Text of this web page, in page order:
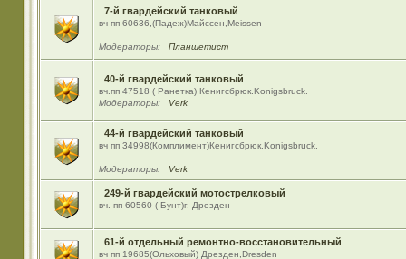
7-й гвардейский танковый
вч пп 60636,(Падеж)Майсcен,Meissen
Модераторы: Планшетист
40-й гвардейский танковый
вч.пп 47518 ( Ранетка) Кенигсбрюк.Konigsbruck.
Модераторы:
Verk
44-й гвардейский танковый
вч пп 34998(Комплимент)Кенигсбрюк.Konigsbruck.
Модераторы: Verk
249-й гвардейский мотострелковый
вч. пп 60560 ( Бунт)г. Дрезден
61-й отдельный ремонтно-восстановительный
вч пп 19685(Ольховый) Дрезден,Dresden